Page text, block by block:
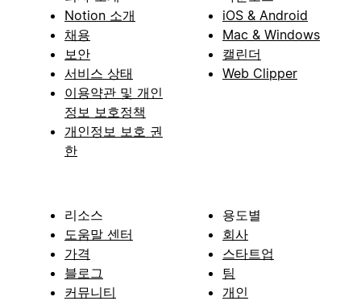
Notion 소개
채용
보안
서비스 상태
이용약관 및 개인
정보 보호정책
개인정보 보호 권
한
iOS & Android
Mac & Windows
캘린더
Web Clipper
리소스
도움말 센터
가격
블로그
커뮤니티
용도별
회사
스타트업
팀
개인